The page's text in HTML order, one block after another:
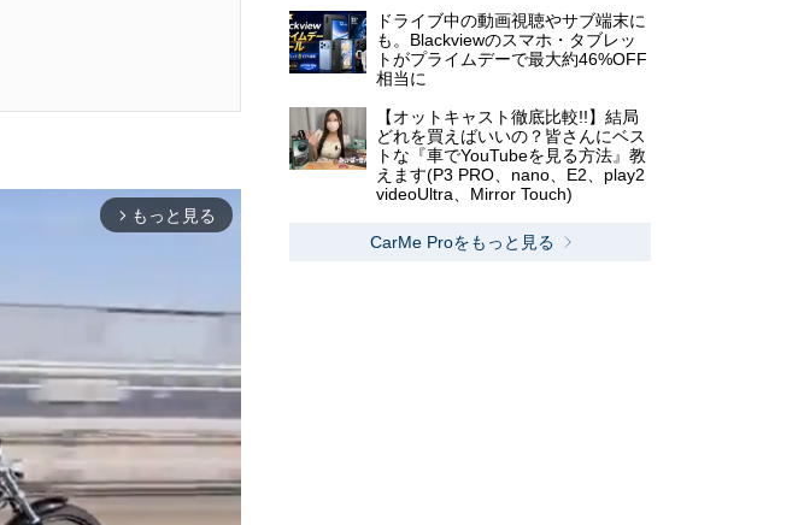
arrow_forward_ios もっと見る
ドライブ中の動画視聴やサブ端末に
も。Blackviewのスマホ・タブレッ
トがプライムデーで最大約46%OFF
相当に
【オットキャスト徹底比較!!】結局
どれを買えばいいの？皆さんにベス
トな『車でYouTubeを見る方法』教
えます(P3 PRO、nano、E2、play2
videoUltra、Mirror Touch)
CarMe Proをもっと見る